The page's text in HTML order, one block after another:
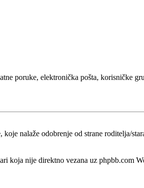
poruke, elektronička pošta, korisničke
nalaže odobrenje od strane roditelja/
koja nije direktno vezana uz phpbb.com